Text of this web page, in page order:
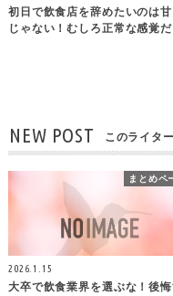
初日で飲食店を辞めたいのは甘
じゃない！むしろ正常な感覚だ
NEW POST このライタ
まとめペ
2026.1.15
大卒で飲食業界を選ぶな！後